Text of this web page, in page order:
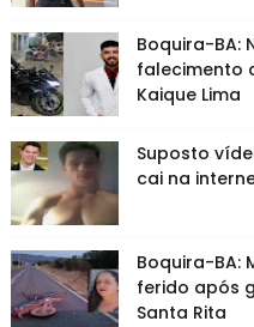
Boquira-BA:
falecimento
Kaique Lima
Suposto
cai na
Boquira-BA:
ferido após
Santa Rita